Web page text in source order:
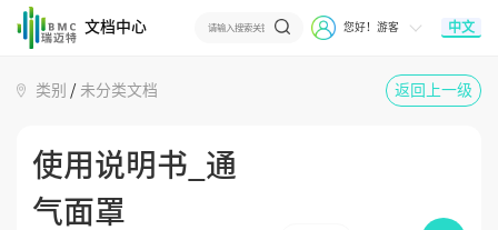
文档中心 您好！游客 中文
类别 / 未分类文档 返回上一级
使用说明书_通
气面罩